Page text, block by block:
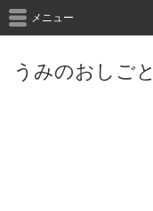
うみのおしごと
メニュー